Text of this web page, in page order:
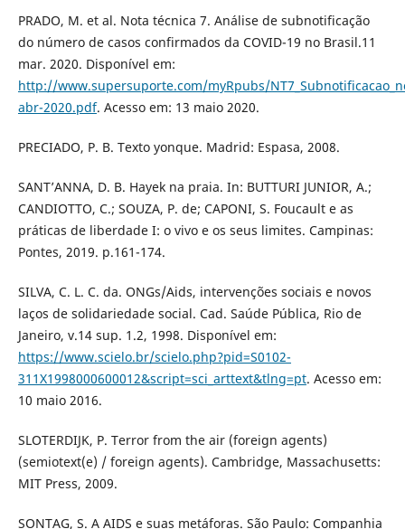
PRADO, M. et al. Nota técnica 7. Análise de subnotificação
do número de casos confirmados da COVID-19 no Brasil.11
mar. 2020. Disponível em:
http://www.supersuporte.com/myRpubs/
abr-2020.pdf. Acesso em: 13 maio 2020.
PRECIADO, P. B. Texto yonque. Madrid: Espasa, 2008.
SANT’ANNA, D. B. Hayek na praia. In: BUTTURI JUNIOR, A.;
CANDIOTTO, C.; SOUZA, P. de; CAPONI, S. Foucault e as
práticas de liberdade I: o vivo e os seus limites. Campinas:
Pontes, 2019. p.161-174.
SILVA, C. L. C. da. ONGs/Aids, intervenções sociais e novos
laços de solidariedade social. Cad. Saúde Pública, Rio de
Janeiro, v.14 sup. 1.2, 1998. Disponível em:
https://www.scielo.br/scielo.php?pid=S0102-
311X1998000600012&script=sci_arttext&tlng=pt. Acesso em:
10 maio 2016.
SLOTERDIJK, P. Terror from the air (foreign agents)
(semiotext(e) / foreign agents). Cambridge, Massachusetts:
MIT Press, 2009.
SONTAG, S. A AIDS e suas metáforas. São Paulo: Companhia